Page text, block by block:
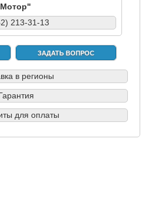
213-31-13
ЗАДАТЬ ВОПРОС
в регионы
для оплаты